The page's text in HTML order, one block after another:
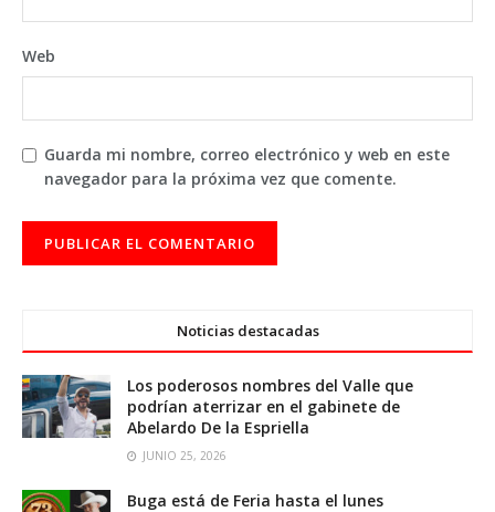
Web
Guarda mi nombre, correo electrónico y web en este
navegador para la próxima vez que comente.
Noticias destacadas
Los poderosos nombres del Valle que
podrían aterrizar en el gabinete de
Abelardo De la Espriella
JUNIO 25, 2026
Buga está de Feria hasta el lunes